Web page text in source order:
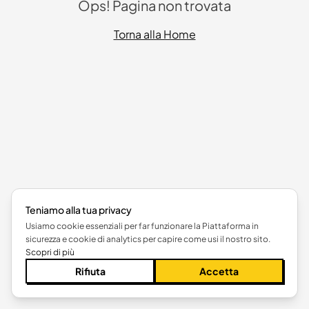
Ops! Pagina non trovata
Torna alla Home
Teniamo alla tua privacy
Usiamo cookie essenziali per far funzionare la Piattaforma in
sicurezza e cookie di analytics per capire come usi il nostro sito.
Scopri di più
Rifiuta Accetta